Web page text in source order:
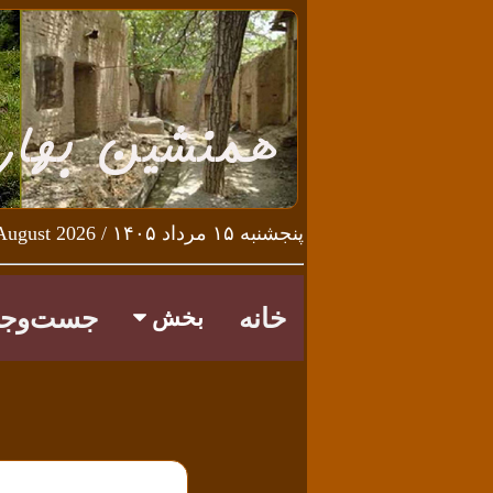
پنجشنبه ۱۵ مرداد ۱۴۰۵ / Thursday 6th August 2026
خانه بخش